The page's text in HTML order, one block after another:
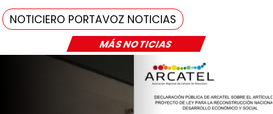
MÁS NOTICIAS
NOTICIERO PORTAVOZ NOTICIAS